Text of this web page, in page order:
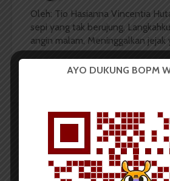
Oleh: Tio Hasianna Vincentia
sepi yang tak berujung,
angin malam, Meninggalkan jejak
Tio Hasianna Vincentia Hutahaean
Pentingnya
Mempersiapkan
Mahasiswa |
AYO DUKUNG BOPM